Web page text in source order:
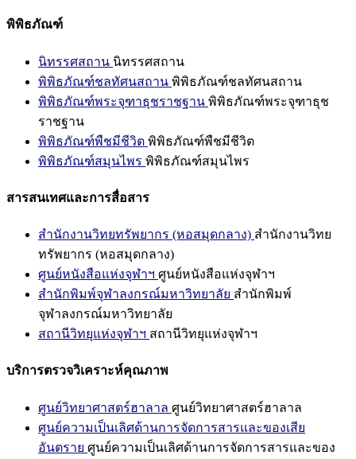
พิพิธภัณฑ์
นิทรรศสถาน นิทรรศสถาน
พิพิธภัณฑ์ชลทัศนสถาน พิพิธภัณฑ์ชลทัศนสถาน
พิพิธภัณฑ์พระจุฑาธุชราชฐาน พิพิธภัณฑ์พระจุฑาธุช
ราชฐาน
พิพิธภัณฑ์พืชมีชีวิต พิพิธภัณฑ์พืชมีชีวิต
พิพิธภัณฑ์สมุนไพร พิพิธภัณฑ์สมุนไพร
สารสนเทศและการสื่อสาร
สำนักงานวิทยทรัพยากร (หอสมุดกลาง) สำนักงานวิทย
ทรัพยากร (หอสมุดกลาง)
ศูนย์หนังสือแห่งจุฬาฯ ศูนย์หนังสือแห่งจุฬาฯ
สำนักพิมพ์จุฬาลงกรณ์มหาวิทยาลัย สำนักพิมพ์
จุฬาลงกรณ์มหาวิทยาลัย
สถานีวิทยุแห่งจุฬาฯ สถานีวิทยุแห่งจุฬาฯ
บริการตรวจวิเคราะห์คุณภาพ
ศูนย์วิทยาศาสตร์ฮาลาล ศูนย์วิทยาศาสตร์ฮาลาล
ศูนย์ความเป็นเลิศด้านการจัดการสารและของเสีย
อันตราย ศูนย์ความเป็นเลิศด้านการจัดการสารและของ